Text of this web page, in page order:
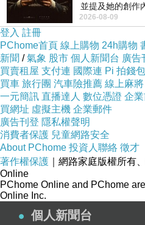
並壓印【美萃MeiCheck
盒身上清楚標示纖燃曲羨
食用方法與注意事項等都
並提及她的創作
事，妮琪回應：
2026-08-09
登入 註冊
PChome首頁 線上購物 24h購物
新聞 /氣象 股市 個人新聞台 廣告
買賣租屋 支付連 國際連 Pi 拍錢包
買車 旅行團 汽車險推薦 線上麻將
一元簡訊 直播達人 數位憑證 企
買網址 虛擬主機 企業郵件
廣告刊登 隱私權聲明
消費者保護 兒童網路安全
About PChome 投資人聯絡 徵才
著作權保護 ｜網路家庭版權所有
Online
PChome Online and PChome
Online Inc.
個人新聞台